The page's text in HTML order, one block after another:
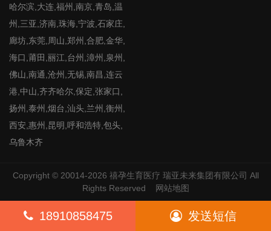
哈尔滨,大连,福州,南京,青岛,温
州,三亚,济南,珠海,宁波,石家庄,
廊坊,东莞,周山,郑州,合肥,金华,
海口,莆田,丽江,台州,漳州,泉州,
佛山,南通,沧州,无锡,南昌,连云
港,中山,齐齐哈尔,保定,张家口,
扬州,泰州,烟台,汕头,兰州,衡州,
西安,惠州,昆明,呼和浩特,包头,
乌鲁木齐
Copyright © 20014-2026 禧孕生育医疗 瑞亚未来集团有限公司 All
Rights Reserved
网站地图
18910858475 发送短信